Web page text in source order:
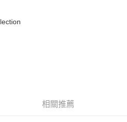
卡、不需儲值。
相關推薦